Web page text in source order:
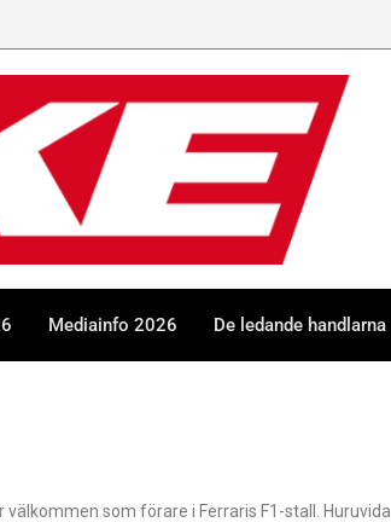
Mediainfo 2026 De ledande handlarna
som förare i Ferraris F1-stall. Huruvida